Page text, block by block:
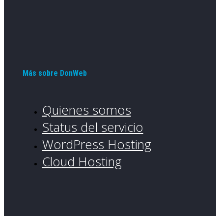
Más sobre DonWeb
Quienes somos
Status del servicio
WordPress Hosting
Cloud Hosting